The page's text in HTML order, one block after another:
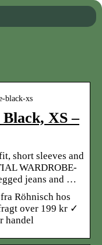
black-xs
XS –
short sleeves and
WARDROBE-
jeans and …
Röhnisch hos
over 199 kr ✓
handel